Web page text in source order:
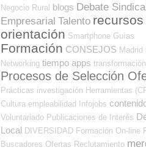
Negocio Rural blogs Debate
Empresarial Talento
orientación Smartphone Guías
Formación CONSEJOS Madrid
Networking tiempo apps
Procesos de Selección
Prácticas investigación Herramientas
Cultura empleabilidad Infojobs
Voluntariado Publicaciones de Interés
Local DIVERSIDAD Formación On-line
Buscadores Ofertas Reclutamiento